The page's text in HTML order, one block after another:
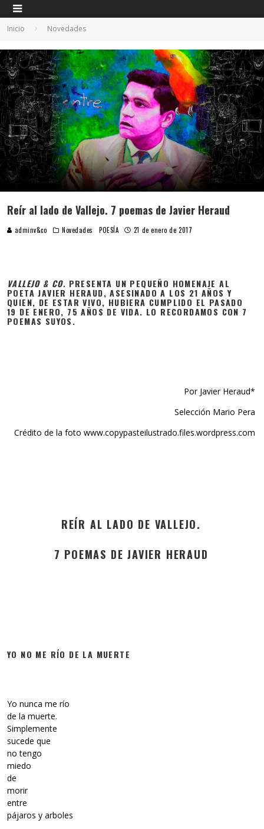
Inicio Novedades
Reír al lado de Vallejo. 7 poemas de Javier Heraud
adminv&co Novedades POESÍA 21 de enero de 2017
VALLEJO & CO. PRESENTA UN PEQUEÑO HOMENAJE AL
POETA JAVIER HERAUD, ASESINADO A LOS 21 AÑOS Y
QUIEN, DE ESTAR VIVO, HUBIERA CUMPLIDO EL PASADO
19 DE ENERO, 75 AÑOS DE VIDA. LO RECORDAMOS CON 7
POEMAS SUYOS.
Por Javier Heraud*
Selección Mario Pera
Crédito de la foto www.copypasteilustrado.files.wordpress.com
REÍR AL LADO DE VALLEJO.
7 POEMAS DE JAVIER HERAUD
YO NO ME RÍO DE LA MUERTE
Yo nunca me río
de la muerte.
Simplemente
sucede que
no tengo
miedo
de
morir
entre
pájaros y arboles